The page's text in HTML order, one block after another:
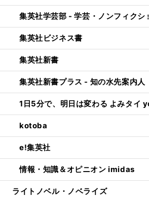
集英社学芸部 - 学芸・ノンフィクシ
集英社ビジネス書
集英社新書
集英社新書プラス - 知の水先案内人
1日5分で、明日は変わる よみタイ
kotoba
e!集英社
情報・知識＆オピニオン imidas
ライトノベル・ノベライズ